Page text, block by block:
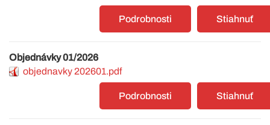
Stiahnuť
Podrobnosti
Objednávky 01/2026
objednavky 202601.pdf
Stiahnuť
Podrobnosti